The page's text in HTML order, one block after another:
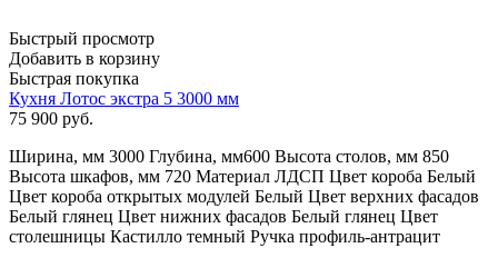
Быстрый просмотр
Добавить в корзину
Быстрая покупка
Кухня Лотос экстра 5 3000 мм
75 900 руб.
Ширина, мм 3000 Глубина, мм600 Высота столов, мм 850
Высота шкафов, мм 720 Материал ЛДСП Цвет короба Белый
Цвет короба открытых модулей Белый Цвет верхних фасадов
Белый глянец Цвет нижних фасадов Белый глянец Цвет
столешницы Кастилло темный Ручка профиль-антрацит